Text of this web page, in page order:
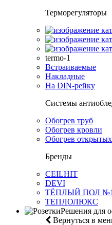
Терморегуляторы
termo-1
Встраиваемые
Накладные
На DIN-рейку
Системы
Обогрев труб
Обогрев кровли
Обогрев
Бренды
CEILHIT
DEVI
ТЁПЛЫЙ ПОЛ №1
ТЕПЛОЛЮКС
Решения для
Вернуться в